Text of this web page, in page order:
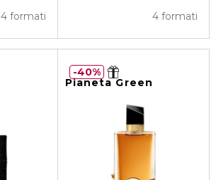
4 formati 4 formati
Pianeta Green
40%